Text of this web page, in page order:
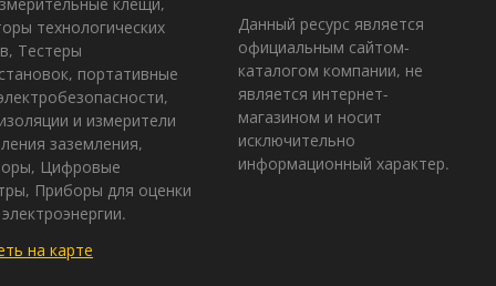
технологических
Тестеры
портативные
и измерители
заземления,
Цифровые
Приборы для оценки
на карте
Данный ресурс является
официальным сайтом-
каталогом компании, не
является интернет-
магазином и носит
исключительно
информационный характер.